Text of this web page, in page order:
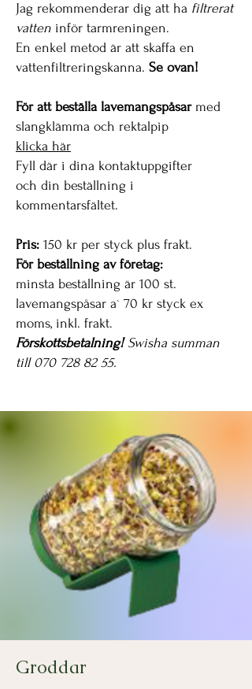
Jag rekommenderar dig att ha filtrerat
vatten inför tarmreningen.
En enkel metod är att skaffa en
vattenfiltreringskanna. Se ovan!
För att beställa lavemangspåsarmed
slangklämma och rektalpip
klicka här
Fyll där i dina kontaktuppgifter
och din beställning i
kommentarsfältet.
Pris: 150 kr per styck plus frakt.
För beställning av företag:
minsta beställning är 100 st.
lavemangspåsar a` 70 kr styck ex
moms, inkl. frakt.
Förskottsbetalning! Swisha summan
till 070 728 82 55.
Groddar